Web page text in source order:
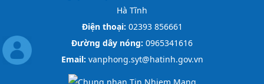
Hà Tĩnh
Điện thoại: 02393 856661
Đường dây nóng: 0965341616
Email: vanphong.syt@hatinh.gov.vn